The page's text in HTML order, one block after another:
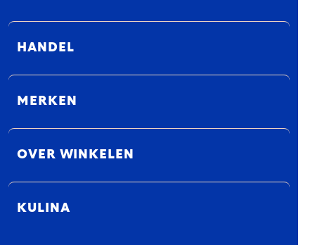
HANDEL
MERKEN
OVER WINKELEN
KULINA